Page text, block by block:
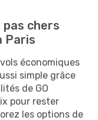
chers
Paris
économiques
simple grâce
de GO
pour rester
les options de